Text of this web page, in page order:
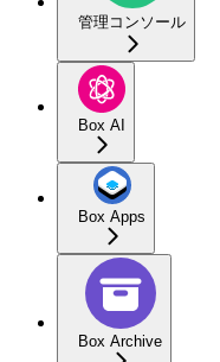
管理コンソール
Box AI
Box Apps
Box Archive